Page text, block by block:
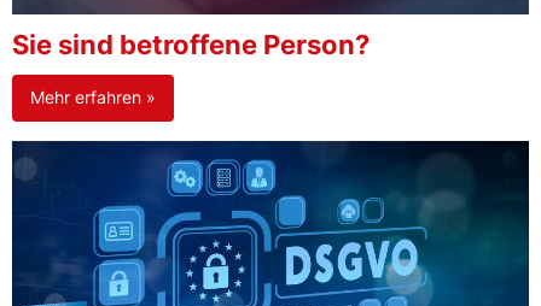
Sie sind betroffene Person?
Mehr erfahren »